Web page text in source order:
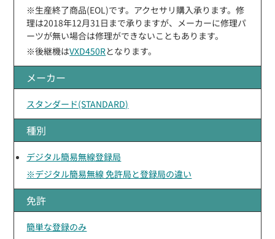
※生産終了商品(EOL)です。アクセサリ購入承ります。修
理は2018年12月31日まで承りますが、メーカーに修理パ
ーツが無い場合は修理ができないこともあります。
※後継機はVXD450Rとなります。
メーカー
スタンダード(STANDARD)
種別
デジタル簡易無線登録局
※デジタル簡易無線 免許局と登録局の違い
免許
簡単な登録のみ